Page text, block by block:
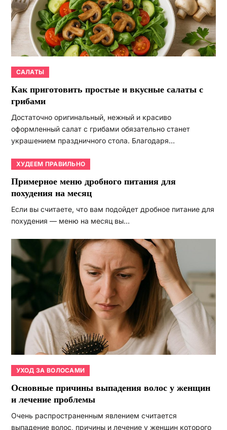
САЛАТЫ
Как приготовить простые и вкусные салаты с
грибами
Достаточно оригинальный, нежный и красиво
оформленный салат с грибами обязательно станет
украшением праздничного стола. Благодаря…
ХУДЕЕМ ПРАВИЛЬНО
Примерное меню дробного питания для
похудения на месяц
Если вы считаете, что вам подойдет дробное питание для
похудения — меню на месяц вы…
УХОД ЗА ВОЛОСАМИ
Основные причины выпадения волос у женщин
и лечение проблемы
Очень распространенным явлением считается
выпадение волос, причины и лечение у женщин которого